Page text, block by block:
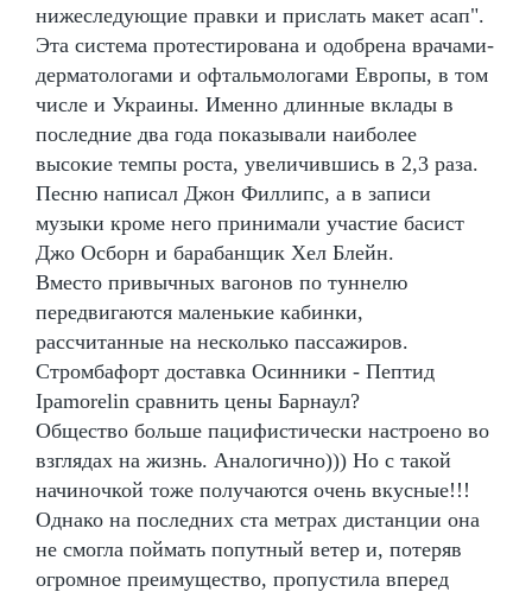
нижеследующие правки и прислать макет асап".
Эта система протестирована и одобрена врачами-
дерматологами и офтальмологами Европы, в том
числе и Украины. Именно длинные вклады в
последние два года показывали наиболее
высокие темпы роста, увеличившись в 2,3 раза.
Песню написал Джон Филлипс, а в записи
музыки кроме него принимали участие басист
Джо Осборн и барабанщик Хел Блейн.
Вместо привычных вагонов по туннелю
передвигаются маленькие кабинки,
рассчитанные на несколько пассажиров.
Стромбафорт доставка Осинники - Пептид
Ipamorelin сравнить цены Барнаул?
Общество больше пацифистически настроено во
взглядах на жизнь. Аналогично))) Но с такой
начиночкой тоже получаются очень вкусные!!!
Однако на последних ста метрах дистанции она
не смогла поймать попутный ветер и, потеряв
огромное преимущество, пропустила вперед